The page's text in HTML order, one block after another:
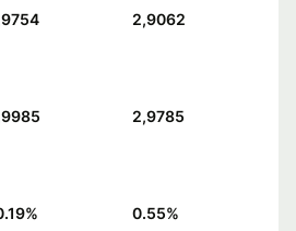
2,9062
2,9785
% 0.55%